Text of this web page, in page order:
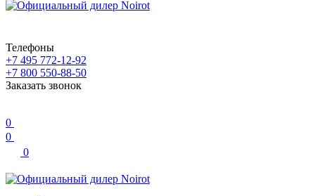
Телефоны
+7 495 772-12-92
+7 800 550-88-50
Заказать звонок
0
0
0